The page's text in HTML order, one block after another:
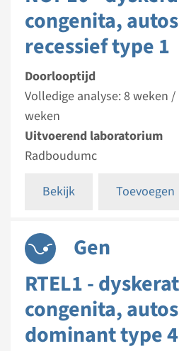
congenita,
recessief type 1
Doorlooptijd
Volledige analyse: 8 weken
weken
Uitvoerend laboratorium
Radboudumc
Bekijk
Toevoegen
Gen
RTEL1 -
congenita,
dominant type 4